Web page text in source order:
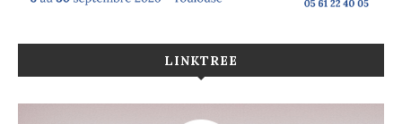
LINKTREE